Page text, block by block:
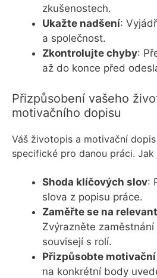
zkušenostech.
Ukažte nadšení:
a společnost.
Zkontrolujte chyby:
až do konce před
Přizpůsobení vašeho
motivačního dopisu
Váš životopis a motivační
specifické pro danou práci.
Shoda klíčových slov:
slova z popisu práce.
Zaměřte se na
Zvýrazněte
souvisejí s rolí.
Přizpůsobte
na konkrétní body